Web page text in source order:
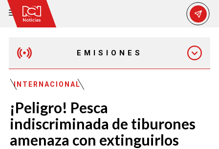
EMISIONES
EMISIÓN 7:00 PM
INTERNACIONAL
¡Peligro! Pesca
indiscriminada de tiburones
amenaza con extinguirlos